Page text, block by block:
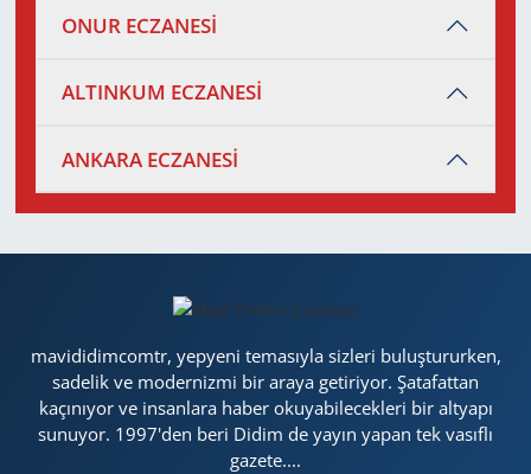
ONUR ECZANESİ
ALTINKUM ECZANESİ
ANKARA ECZANESİ
mavididimcomtr, yepyeni temasıyla sizleri buluştururken,
sadelik ve modernizmi bir araya getiriyor. Şatafattan
kaçınıyor ve insanlara haber okuyabilecekleri bir altyapı
sunuyor. 1997'den beri Didim de yayın yapan tek vasıflı
gazete....